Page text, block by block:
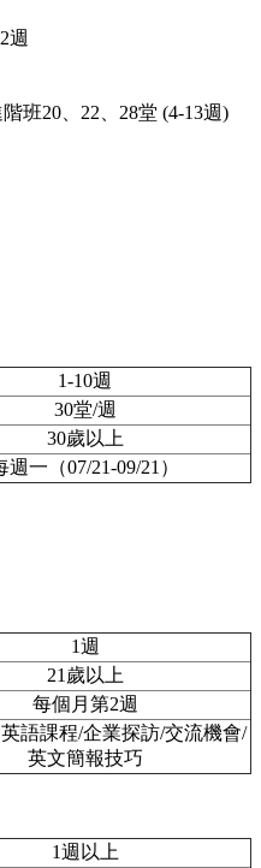
週
班20、22、28堂 (4-13週)
1-10週
30堂/週
30歲以上
週一（07/21-09/21）
1週
21歲以上
每個月第2週
語課程/企業探訪/交流機會/
英文簡報技巧
1週以上